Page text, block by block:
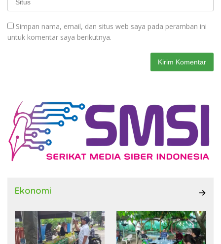
Simpan nama, email, dan situs web saya pada peramban ini
untuk komentar saya berikutnya.
Ekonomi